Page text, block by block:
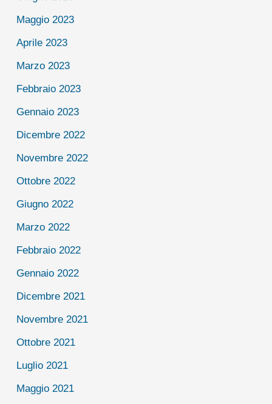
Maggio 2023
Aprile 2023
Marzo 2023
Febbraio 2023
Gennaio 2023
Dicembre 2022
Novembre 2022
Ottobre 2022
Giugno 2022
Marzo 2022
Febbraio 2022
Gennaio 2022
Dicembre 2021
Novembre 2021
Ottobre 2021
Luglio 2021
Maggio 2021